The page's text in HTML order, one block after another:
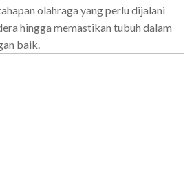
olahraga yang perlu dijalani
hingga memastikan tubuh dalam
baik.